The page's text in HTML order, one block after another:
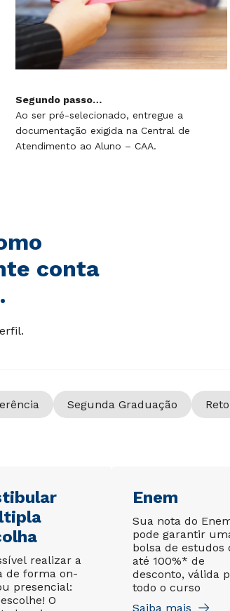
Segundo passo…
Ao ser pré-selecionado, entregue a
documentação exigida na Central de
Atendimento ao Aluno – CAA.
conta
Segunda Graduação
realizar a
de forma on-
presencial:
O
Enem
Sua nota do
pode garantir
bolsa de estudos
até 100%* de
desconto, válida
todo o curso
Saiba mais